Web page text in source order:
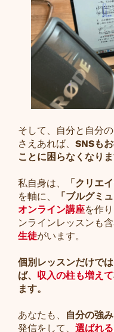
そして、自分と自分
さえあれば、 SNSも
ことに困らなくなりま
私自身は、 「クリエ
を軸に、
「ブルグミ
オンライン講座を作
ンラインレッスンも含
生徒がいます。
個別レッスンだけで
ば、 収入の柱も増えて
ます。
あなたも、 自分の強
発信をして、 選ばれ